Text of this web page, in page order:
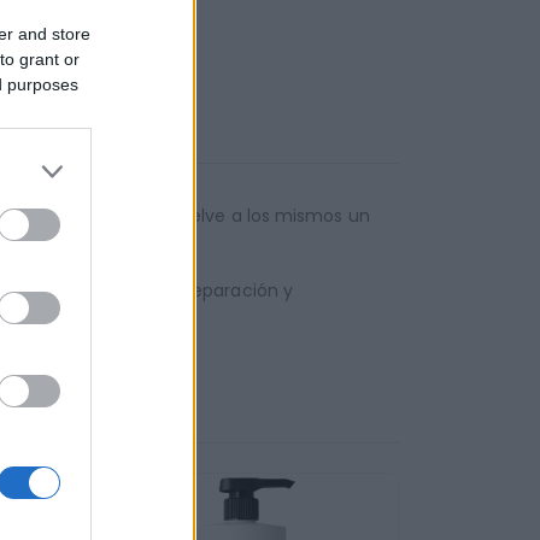
and store
grant or
purposes
fibra capilar y devuelve a los mismos un
e hidratante. Reparación y